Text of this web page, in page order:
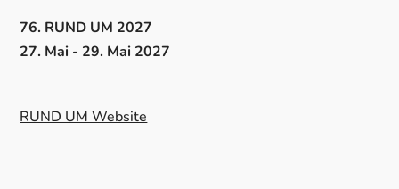
76. RUND UM 2027
27. Mai - 29. Mai 2027
RUND UM Website